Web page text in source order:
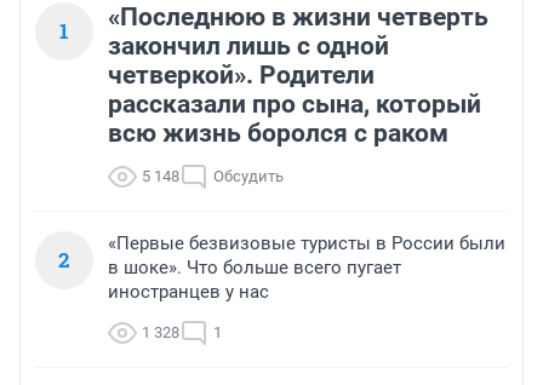
1
«Последнюю в жизни четверть
закончил лишь с одной
четверкой». Родители
рассказали про сына, который
всю жизнь боролся с раком
5 148 Обсудить
2
«Первые безвизовые туристы в России были
в шоке». Что больше всего пугает
иностранцев у нас
1 328 1